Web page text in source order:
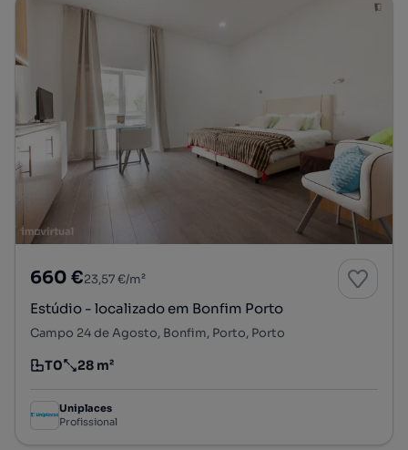
660 €23,57 €/m²
Estúdio - localizado em Bonfim Porto
Campo 24 de Agosto, Bonfim, Porto, Porto
Tipologia
T0
Preço por metro quadrado
28 m²
Uniplaces
Profissional